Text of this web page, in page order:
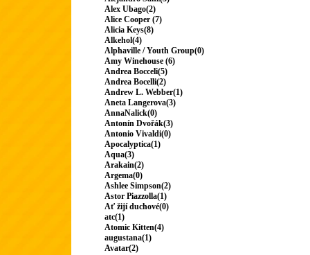
Alex Ubago(2)
Alice Cooper (7)
Alicia Keys(8)
Alkehol(4)
Alphaville / Youth Group(0)
Amy Winehouse (6)
Andrea Bocceli(5)
Andrea Bocelli(2)
Andrew L. Webber(1)
Aneta Langerova(3)
AnnaNalick(0)
Antonín Dvořák(3)
Antonio Vivaldi(0)
Apocalyptica(1)
Aqua(3)
Arakain(2)
Argema(0)
Ashlee Simpson(2)
Astor Piazzolla(1)
Ať žijí duchové(0)
atc(1)
Atomic Kitten(4)
augustana(1)
Avatar(2)